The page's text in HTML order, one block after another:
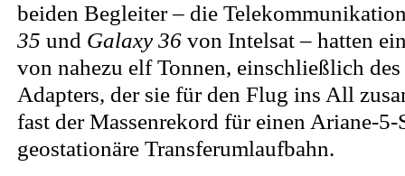
beiden Begleiter – die
35 und Galaxy 36 von Intelsat – hatten
von nahezu elf Tonnen, einschließlich des
Adapters, der sie für den Flug ins All
fast der Massenrekord für einen Ariane-
geostationäre Transferumlaufbahn.